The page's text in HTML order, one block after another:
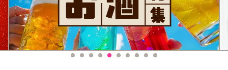
※生産の関係により写真と色、柄(LOGO)が若干異なる場合があ
ります
※商品改良のため、予告なく仕様が若干変更になる場合がござ
います。予めご了承ください
※お使いのモニターや端末により、質感・色合いが実際の商品